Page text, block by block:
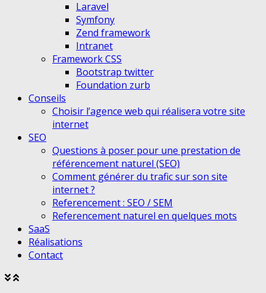
Laravel
Symfony
Zend framework
Intranet
Framework CSS
Bootstrap twitter
Foundation zurb
Conseils
Choisir l’agence web qui réalisera votre site
internet
SEO
Questions à poser pour une prestation de
référencement naturel (SEO)
Comment générer du trafic sur son site
internet ?
Referencement : SEO / SEM
Referencement naturel en quelques mots
SaaS
Réalisations
Contact
Agrandir
Réduire